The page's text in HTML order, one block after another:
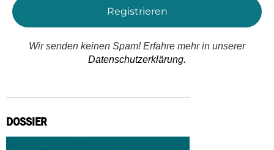
Wir senden keinen Spam! Erfahre mehr in unserer
Datenschutzerklärung.
DOSSIER